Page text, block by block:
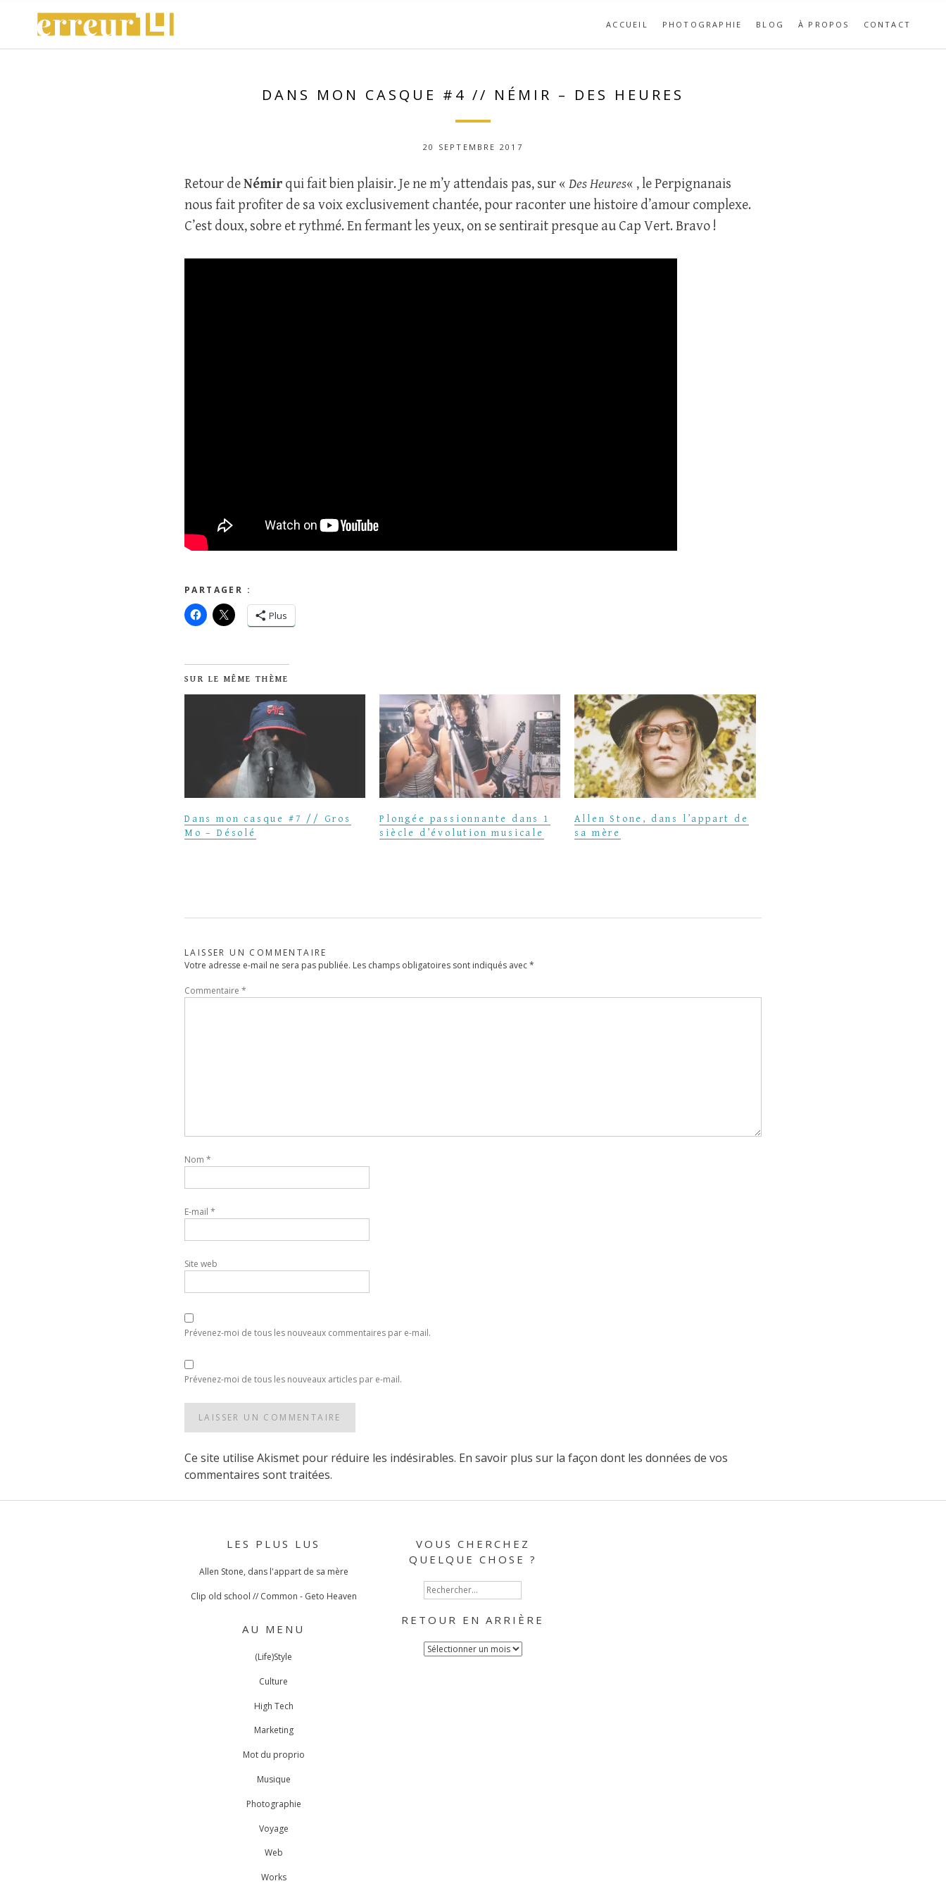
ACCUEIL PHOTOGRAPHIE BLOG À PROPOS CONTACT
DANS MON CASQUE #4 // NÉMIR – DES HEURES
20 SEPTEMBRE 2017
Retour deNémir qui fait bien plaisir. Je ne m’y attendais pas, sur « Des Heures« , le Perpignanais
nous fait profiter de sa voix exclusivement chantée, pour raconter une histoire d’amour complexe.
C’est doux, sobre et rythmé. En fermant les yeux, on se sentirait presque au Cap Vert. Bravo !
PARTAGER :
Plus
SUR LE MÊME THÈME
Dans mon casque #7 // Gros
Mo – Désolé
Plongée passionnante dans 1
siècle d’évolution musicale
Allen Stone, dans l’appart de
sa mère
LAISSER UN COMMENTAIRE
Votre adresse e-mail ne sera pas publiée. Les champs obligatoires sont indiqués avec*
Commentaire *
Nom *
E-mail *
Site web
Prévenez-moi de tous les nouveaux commentaires par e-mail.
Prévenez-moi de tous les nouveaux articles par e-mail.
Ce site utilise Akismet pour réduire les indésirables. En savoir plus sur la façon dont les données de vos
commentaires sont traitées.
LES PLUS LUS
Allen Stone, dans l'appart de sa mère
Clip old school // Common - Geto Heaven
AU MENU
(Life)Style
Culture
High Tech
Marketing
Mot du proprio
Musique
Photographie
Voyage
Web
Works
VOUS CHERCHEZ
QUELQUE CHOSE ?
Rechercher :
RETOUR EN ARRIÈRE
Retour
en